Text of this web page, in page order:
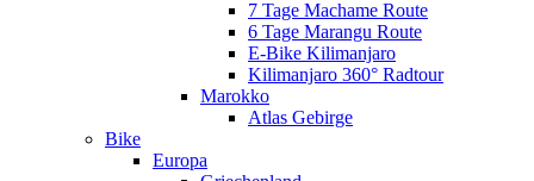
7 Tage Machame Route
6 Tage Marangu Route
E-Bike Kilimanjaro
Kilimanjaro 360° Radtour
Marokko
Atlas Gebirge
Bike
Europa